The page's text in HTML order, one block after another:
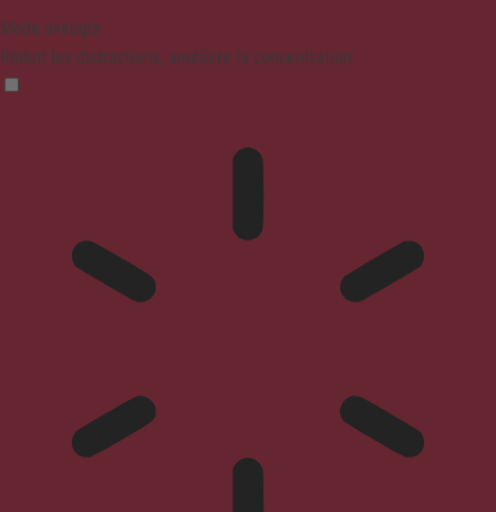
Mode aveugle
Réduit les distractions, améliore la concentration